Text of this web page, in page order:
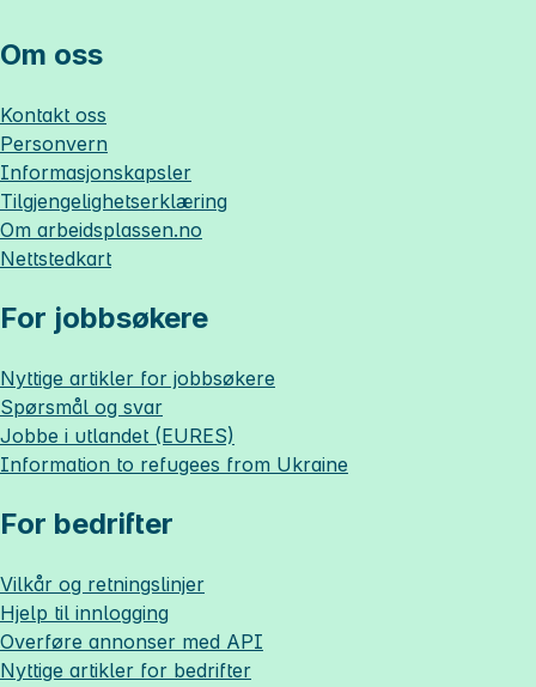
Om oss
Kontakt oss
Personvern
Informasjonskapsler
Tilgjengelighetserklæring
Om arbeidsplassen.no
Nettstedkart
For jobbsøkere
Nyttige artikler for jobbsøkere
Spørsmål og svar
Jobbe i utlandet (EURES)
Information to refugees from Ukraine
For bedrifter
Vilkår og retningslinjer
Hjelp til innlogging
Overføre annonser med API
Nyttige artikler for bedrifter